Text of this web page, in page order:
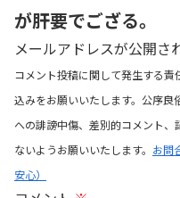
が肝要でござる。
メールアドレスが公開さ
コメント投稿に関して発生する
込みをお願いいたします。公序良
への誹謗中傷、差別的コメント
ないようお願いいたします。 お問
安心）